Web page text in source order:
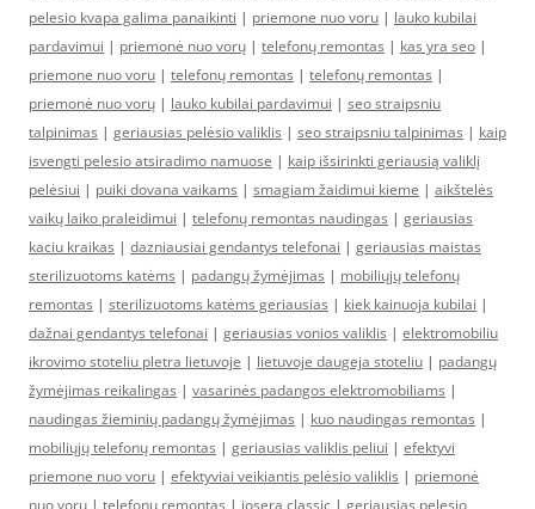
pelesio kvapa galima panaikinti | priemone nuo voru | lauko kubilai
pardavimui | priemonė nuo vorų | telefonų remontas | kas yra seo |
priemone nuo voru | telefonų remontas | telefonų remontas |
priemonė nuo vorų | lauko kubilai pardavimui | seo straipsniu
talpinimas | geriausias pelėsio valiklis | seo straipsniu talpinimas | kaip
isvengti pelesio atsiradimo namuose | kaip išsirinkti geriausią valiklį
pelėsiui | puiki dovana vaikams | smagiam žaidimui kieme | aikštelės
vaikų laiko praleidimui | telefonų remontas naudingas | geriausias
kaciu kraikas | dazniausiai gendantys telefonai | geriausias maistas
sterilizuotoms katėms | padangų žymėjimas | mobiliųjų telefonų
remontas | sterilizuotoms katėms geriausias | kiek kainuoja kubilai |
dažnai gendantys telefonai | geriausias vonios valiklis | elektromobiliu
ikrovimo stoteliu pletra lietuvoje | lietuvoje daugeja stoteliu | padangų
žymėjimas reikalingas | vasarinės padangos elektromobiliams |
naudingas žieminių padangų žymėjimas | kuo naudingas remontas |
mobiliųjų telefonų remontas | geriausias valiklis peliui | efektyvi
priemone nuo voru | efektyviai veikiantis pelėsio valiklis | priemonė
nuo vorų | telefonų remontas | josera classic | geriausias pelesio